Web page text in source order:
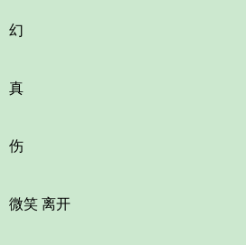
幻
真
伤
微笑 离开